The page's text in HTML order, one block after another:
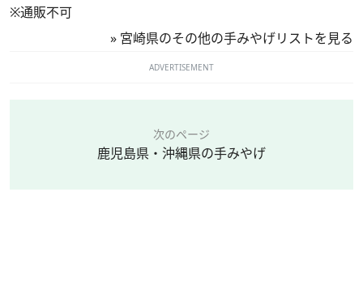
※通販不可
» 宮崎県のその他の手みやげリストを見る
ADVERTISEMENT
次のページ
鹿児島県・沖縄県の手みやげ